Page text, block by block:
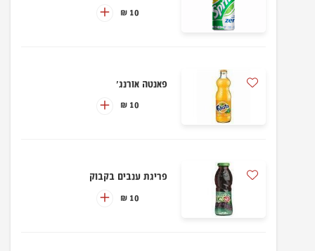
10 ₪
פאנטה אורנג'
10 ₪
פריגת ענבים בקבוק
10 ₪